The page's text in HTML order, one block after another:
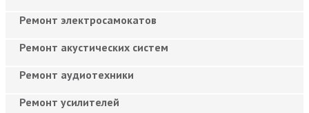
Ремонт электросамокатов
Ремонт акустических систем
Ремонт аудиотехники
Ремонт усилителей